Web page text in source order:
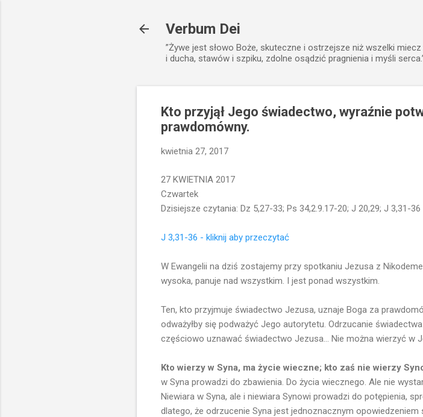
Verbum Dei
”Żywe jest słowo Boże, skuteczne i ostrzejsze niż wszelki
i ducha, stawów i szpiku, zdolne osądzić pragnienia i myśli
Kto przyjął Jego świadectwo, wyraźnie
prawdomówny.
kwietnia 27, 2017
27 KWIETNIA 2017
Czwartek
Dzisiejsze czytania: Dz 5,27-33; Ps 34,2.9.17-20; J 20,29; J 3,31-36
J 3,31-36 - kliknij aby przeczytać
W Ewangelii na dziś zostajemy przy spotkaniu Jezusa z
wysoka, panuje nad wszystkim. I jest ponad wszystkim.
Ten, kto przyjmuje świadectwo Jezusa, uznaje Boga za
odważyłby się podważyć Jego autorytetu. Odrzucanie
częściowo uznawać świadectwo Jezusa... Nie można wierzyć w
Kto wierzy w Syna, ma życie wieczne; kto zaś nie wierzy
w Syna prowadzi do zbawienia. Do życia wiecznego. Ale nie
Niewiara w Syna, ale i niewiara Synowi prowadzi do potępienia,
dlatego, że odrzucenie Syna jest jednoznacznym opowiedzeniem